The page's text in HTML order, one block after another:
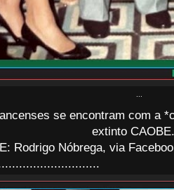
se encontram com a
extinto
Rodrigo Nóbrega, via